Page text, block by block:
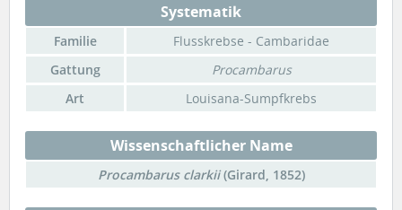
Systematik
Familie
Flusskrebse - Cambaridae
Gattung
Procambarus
Art
Louisana-Sumpfkrebs
Wissenschaftlicher Name
Procambarus clarkii(Girard, 1852)